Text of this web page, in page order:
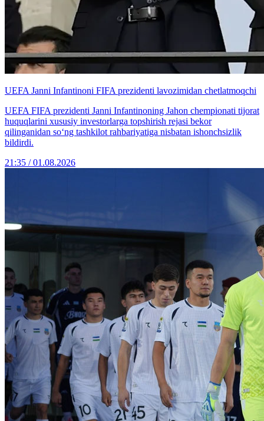
UEFA Janni Infantinoni FIFA prezidenti lavozimidan chetlatmoqchi
UEFA FIFA prezidenti Janni Infantinoning Jahon chempionati tijorat
huquqlarini xususiy investorlarga topshirish rejasi bekor
qilinganidan so‘ng tashkilot rahbariyatiga nisbatan ishonchsizlik
bildirdi.
21:35 / 01.08.2026